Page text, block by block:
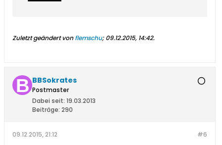
Zuletzt geändert von flemschu; 09.12.2015, 14:42.
BBSokrates
Postmaster
Dabei seit: 19.03.2013
Beiträge: 290
#6
09.12.2015, 21:12